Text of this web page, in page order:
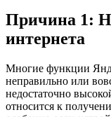
Причина 1:
интернета
Многие функции
неправильно или
недостаточно
относится к